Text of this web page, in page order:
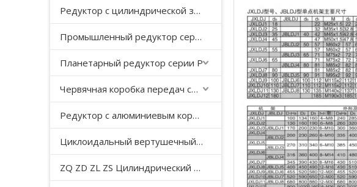
Редуктор с цилиндрической зубчатой ​​передачей серии F с параллельным валом
Промышленный редуктор серии HB
Планетарный редуктор серии P
Червячная коробка передач серии WP
Редуктор с алюминиевым корпусом серии NMRV
Циклоидальный вертушечный редуктор B/X
ZQ ZD ZL ZS Цилиндрический редуктор с мягкой поверхностью зуба